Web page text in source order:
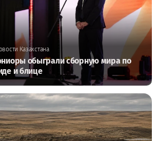
Казахстана
обыграли сборную мира по
и блице